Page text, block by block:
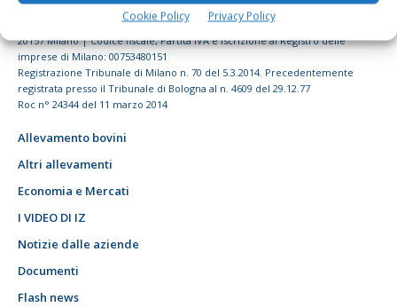
Cookie Policy Privacy Policy
© Tecniche Nuove Spa. Tutti i diritti riservati. Sede legale Via Eritrea 21 -
20157 Milano | Codice fiscale, Partita IVA e Iscrizione al Registro delle
imprese di Milano: 00753480151
Registrazione Tribunale di Milano n. 70 del 5.3.2014. Precedentemente
registrata presso il Tribunale di Bologna al n. 4609 del 29.12.77
Roc n° 24344 del 11 marzo 2014
Allevamento bovini
Altri allevamenti
Economia e Mercati
I VIDEO DI IZ
Notizie dalle aziende
Documenti
Flash news